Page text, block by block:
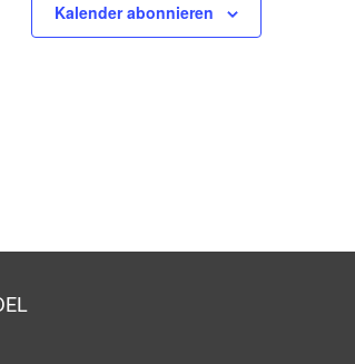
Kalender abonnieren